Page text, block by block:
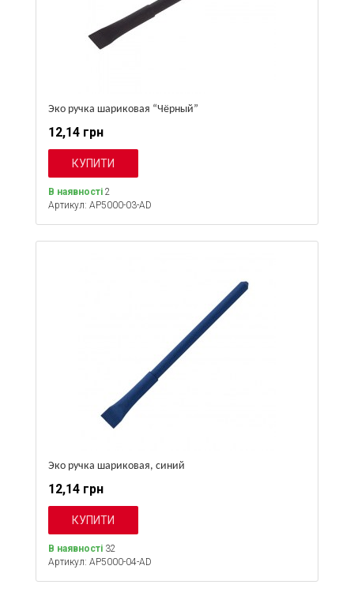
Эко ручка шариковая “Чёрный”
12,14 грн
В наявності 2
Артикул: AP5000-03-AD
Эко ручка шариковая, синий
12,14 грн
В наявності 32
Артикул: AP5000-04-AD